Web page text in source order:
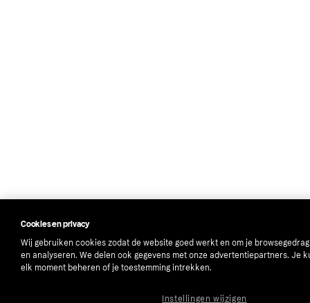
Cookies en privacy
Wij gebruiken cookies zodat de website goed werkt en om je
en analyseren. We delen ook gegevens met onze advertentiepartners. Je
elk moment beheren of je toestemming intrekken.
Instellingen wijzigen